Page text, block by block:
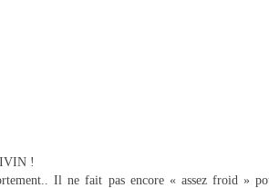
!
Il ne fait pas encore « assez froid »